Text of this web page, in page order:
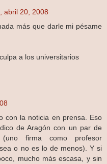
abril 20, 2008
más que darle mi pésame
a los universitarios
con la noticia en prensa. Eso
de Aragón con un par de
(uno firma como profesor
o no es lo de menos). Y si
mucho más escasa, y sin